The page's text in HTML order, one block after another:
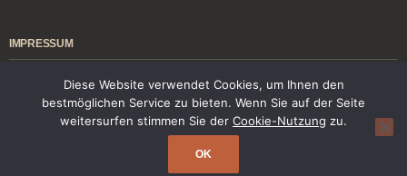
IMPRESSUM
KONTAKT
Diese Website verwendet Cookies, um Ihnen den
bestmöglichen Service zu bieten. Wenn Sie auf der Seite
weitersurfen stimmen Sie der Cookie-Nutzung zu.
OK